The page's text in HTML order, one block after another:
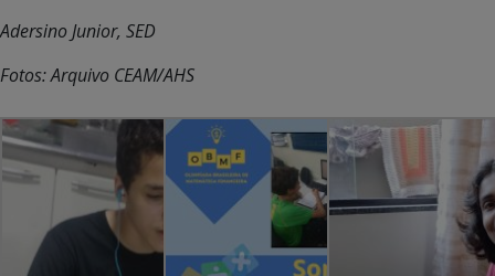
Adersino Junior, SED
Fotos: Arquivo CEAM/AHS